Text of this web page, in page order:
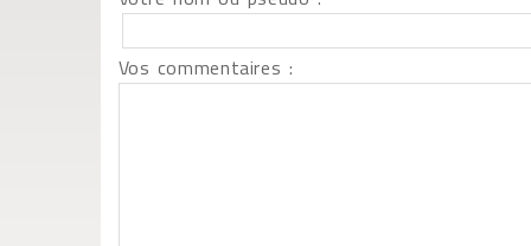
Vos commentaires :